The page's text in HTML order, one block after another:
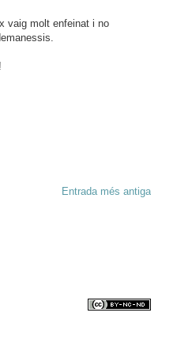
vaig molt enfeinat i no
Entrada més antiga